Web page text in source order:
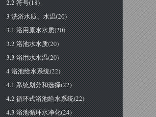
2.2 符号(18)
3 洗浴水质、水温(20)
3.1 浴用原水水质(20)
3.2 浴池水水质(20)
3.3 浴用水水温(20)
4 浴池给水系统(22)
4.1 系统划分和选择(22)
4.2 循环式浴池给水系统(22)
4.3 浴池循环水净化(24)